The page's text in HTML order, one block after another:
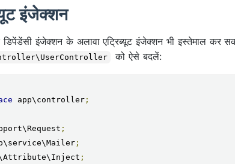
इंजेक्शन
डिपेंडेंसी इंजेक्शन के अलावा एट्रिब्यूट इंजेक्शन भी इस्तेमाल कर
को ऐसे बदलें:
app\controller ;
;
;
;